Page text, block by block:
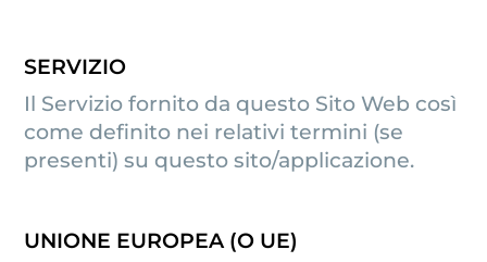
SERVIZIO
Il Servizio fornito da questo Sito Web così
come definito nei relativi termini (se
presenti) su questo sito/applicazione.
UNIONE EUROPEA (O UE)